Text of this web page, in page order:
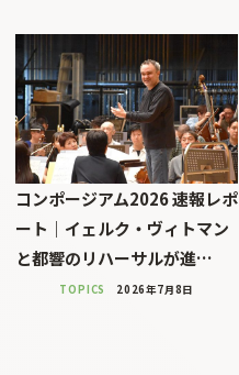
コンポージアム2026 速報レポ
ート｜イェルク・ヴィトマン
と都響のリハーサルが進…
TOPICS 2026年7月8日